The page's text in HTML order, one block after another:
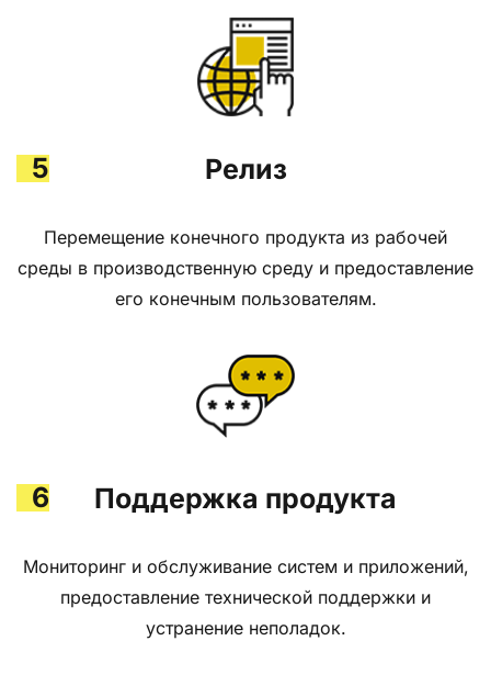
5 Релиз
Перемещение конечного продукта из рабочей
среды в производственную среду и предоставление
его конечным пользователям.
6 Поддержка продукта
Мониторинг и обслуживание систем и приложений,
предоставление технической поддержки и
устранение неполадок.